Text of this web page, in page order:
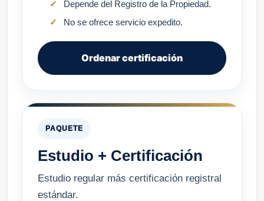
Depende del Registro de la Propiedad.
No se ofrece servicio expedito.
Ordenar certificación
PAQUETE
Estudio + Certificación
Estudio regular más certificación registral
estándar.